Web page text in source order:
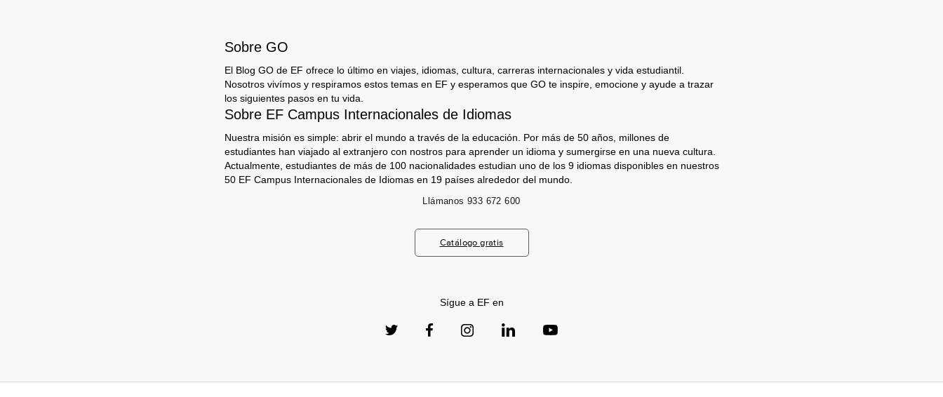
Sobre GO
El Blog GO de EF ofrece lo último en viajes, idiomas, cultura, carreras internacionales y vida estudiantil.
Nosotros vivímos y respiramos estos temas en EF y esperamos que GO te inspire, emocione y ayude a trazar
los siguientes pasos en tu vida.
Sobre EF Campus Internacionales de Idiomas
Nuestra misión es simple: abrir el mundo a través de la educación. Por más de 50 años, millones de
estudiantes han viajado al extranjero con nostros para aprender un idioma y sumergirse en una nueva cultura.
Actualmente, estudiantes de más de 100 nacionalidades estudian uno de los 9 idiomas disponibles en nuestros
50 EF Campus Internacionales de Idiomas en 19 países alrededor del mundo.
Llámanos 933 672 600
Catálogo gratis
Sígue a EF en